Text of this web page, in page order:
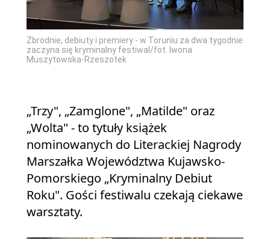
Zbrodnie, debiuty i premiery - w Toruniu za dwa tygodnie
zaczyna się kryminalny festiwal/fot. Iwona
Muszytowska-Rzeszotek
„Trzy", „Zamglone", „Matilde" oraz
„Wolta" - to tytuły książek
nominowanych do Literackiej Nagrody
Marszałka Województwa Kujawsko-
Pomorskiego „Kryminalny Debiut
Roku". Gości festiwalu czekają ciekawe
warsztaty.